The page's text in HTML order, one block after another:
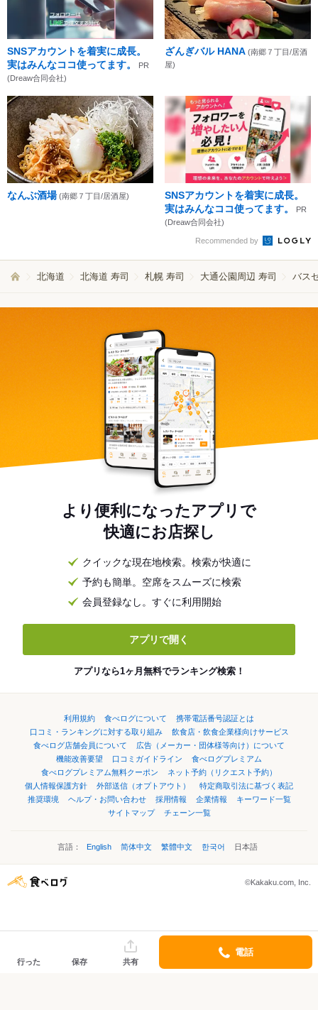
SNSアカウントを着実に成長。
実はみんなココ使ってます。
PR
(Dreaw合同会社)
ざんぎバル HANA (南郷７丁目/居酒
屋)
なんぶ酒場 (南郷７丁目/居酒屋)
SNSアカウントを着実に成長。
実はみんなココ使ってます。
PR
(Dreaw合同会社)
Recommended by
北海道 北海道 寿司 札幌 寿司 大通公園周辺 寿司 バス
より便利になったアプリで
快適にお店探し
クイックな現在地検索。検索が快適に
予約も簡単。空席をスムーズに検索
会員登録なし。すぐに利用開始
アプリで開く
アプリなら1ヶ月無料でランキング検索！
利用規約 食べログについて
携帯電話番号認証とは
口コミ・ランキングに対する取り組み
飲食店・飲食企業様向けサービス
食べログ店舗会員について
広告（メーカー・団体様等向け）について
機能改善要望
口コミガイドライン
食べログプレミアム
食べログプレミアム無料クーポン
ネット予約（リクエスト予約）
個人情報保護方針
外部送信（オプトアウト）
特定商取引法に基づく表記
推奨環境
ヘルプ・お問い合わせ 採用情報 企業情報
キーワード一覧
サイトマップ
チェーン一覧
言語： English 简体中文 繁體中文 한국어 日本語
©Kakaku.com, Inc.
行った 保存 共有
電話